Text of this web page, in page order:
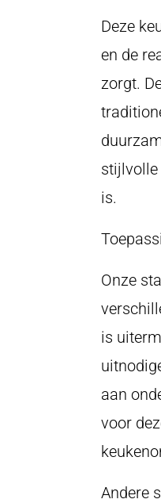
Deze
en de
zorgt.
stijlvolle
is.
Onze
is
aan
voor
Andere